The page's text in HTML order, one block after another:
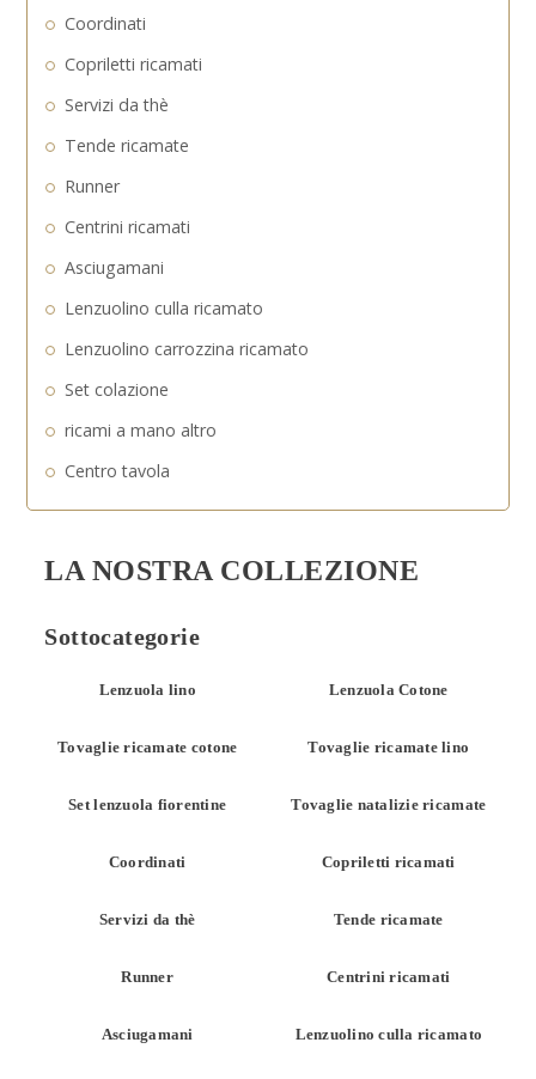
Coordinati
Copriletti ricamati
Servizi da thè
Tende ricamate
Runner
Centrini ricamati
Asciugamani
Lenzuolino culla ricamato
Lenzuolino carrozzina ricamato
Set colazione
ricami a mano altro
Centro tavola
LA NOSTRA COLLEZIONE
Sottocategorie
Lenzuola lino Lenzuola Cotone
Tovaglie ricamate cotone Tovaglie ricamate lino
Set lenzuola fiorentine Tovaglie natalizie ricamate
Coordinati Copriletti ricamati
Servizi da thè Tende ricamate
Runner Centrini ricamati
Asciugamani Lenzuolino culla ricamato